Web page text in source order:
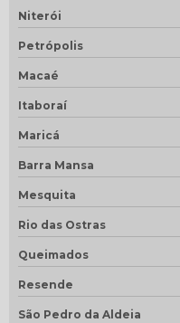
Niterói
Petrópolis
Macaé
Itaboraí
Maricá
Barra Mansa
Mesquita
Rio das Ostras
Queimados
Resende
São Pedro da Aldeia